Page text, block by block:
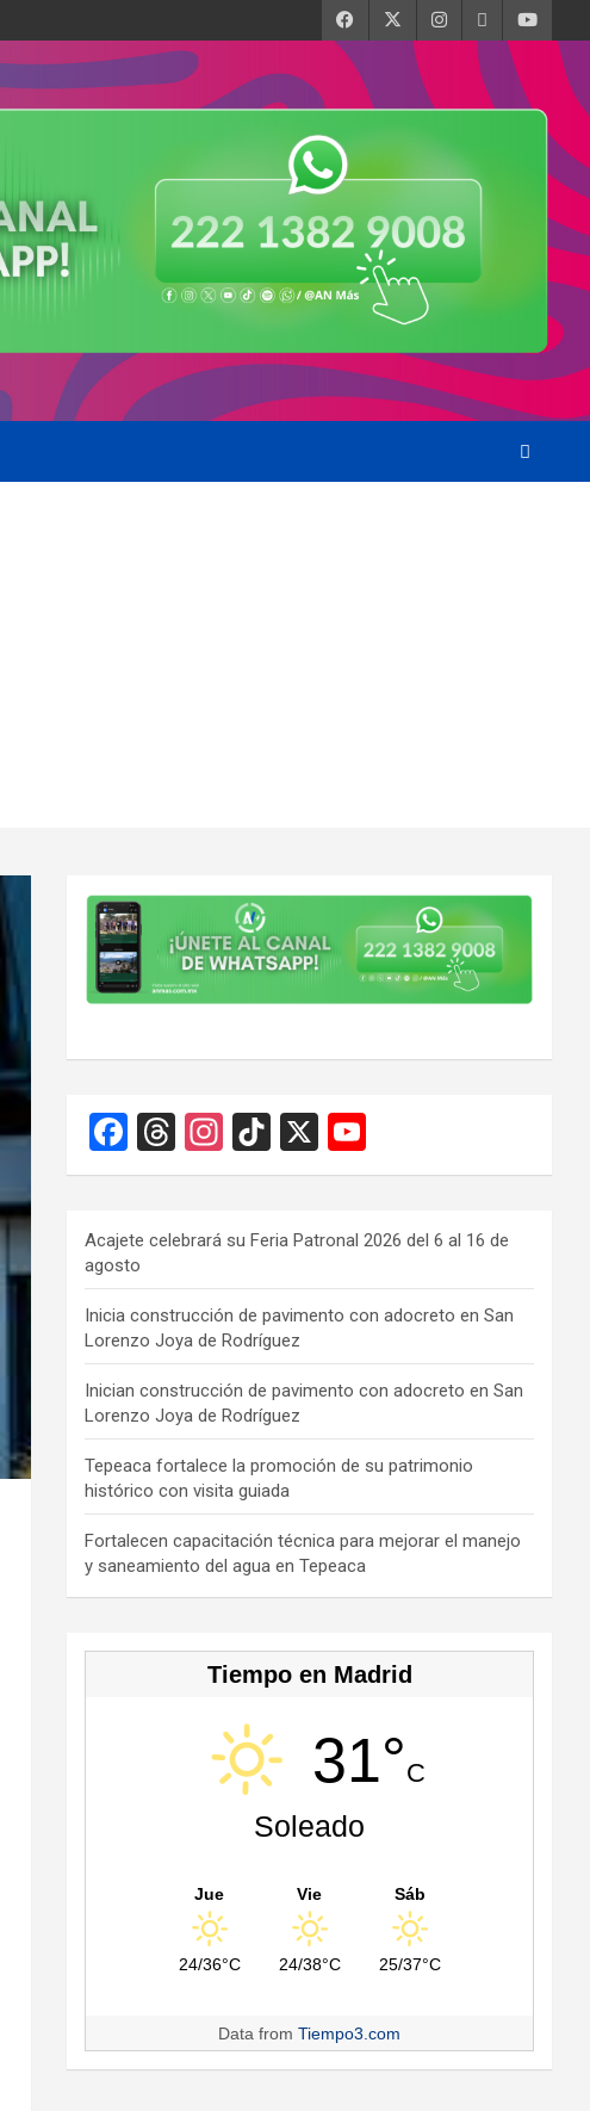
F
a
b
o
o
k
T
hr
a
d
s
In
st
gr
a
m
Ti
k
o
k
X
o
T
u
b
e
C
h
a
n
n
el
Acajete celebrará su Feria Patronal 2026 del 6 al 16 de
agosto
Inicia construcción de pavimento con adocreto en San
Lorenzo Joya de Rodríguez
Inician construcción de pavimento con adocreto en San
Lorenzo Joya de Rodríguez
Tepeaca fortalece la promoción de su patrimonio
histórico con visita guiada
Fortalecen capacitación técnica para mejorar el manejo
y saneamiento del agua en Tepeaca
Tiempo en Madrid
31°C
Soleado
Jue
24/36°C
Vie
24/38°C
Sáb
25/37°C
Data fromTiempo3.com